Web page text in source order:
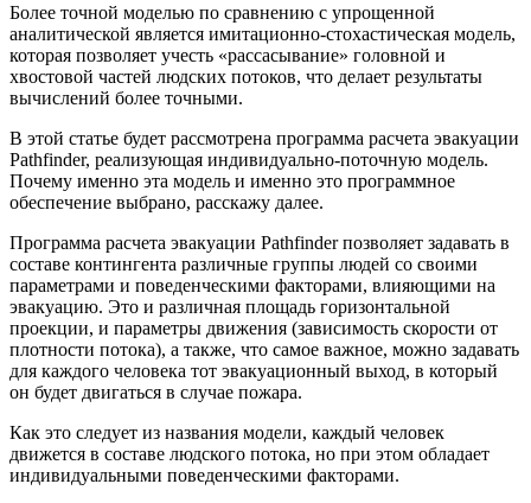
Более точной моделью по сравнению с упрощенной
аналитической является имитационно-стохастическая модель,
которая позволяет учесть «рассасывание» головной и
хвостовой частей людских потоков, что делает результаты
вычислений более точными.
В этой статье будет рассмотрена программа расчета эвакуации
Pathfinder, реализующая индивидуально-поточную модель.
Почему именно эта модель и именно это программное
обеспечение выбрано, расскажу далее.
Программа расчета эвакуации Pathfinder позволяет задавать в
составе контингента различные группы людей со своими
параметрами и поведенческими факторами, влияющими на
эвакуацию. Это и различная площадь горизонтальной
проекции, и параметры движения (зависимость скорости от
плотности потока), а также, что самое важное, можно задавать
для каждого человека тот эвакуационный выход, в который
он будет двигаться в случае пожара.
Как это следует из названия модели, каждый человек
движется в составе людского потока, но при этом обладает
индивидуальными поведенческими факторами.